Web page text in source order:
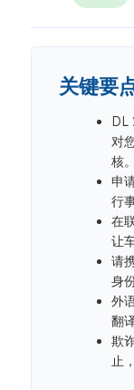
关键要
DL
对
核。
申
行
在
让
请
身
外
翻
欺
止